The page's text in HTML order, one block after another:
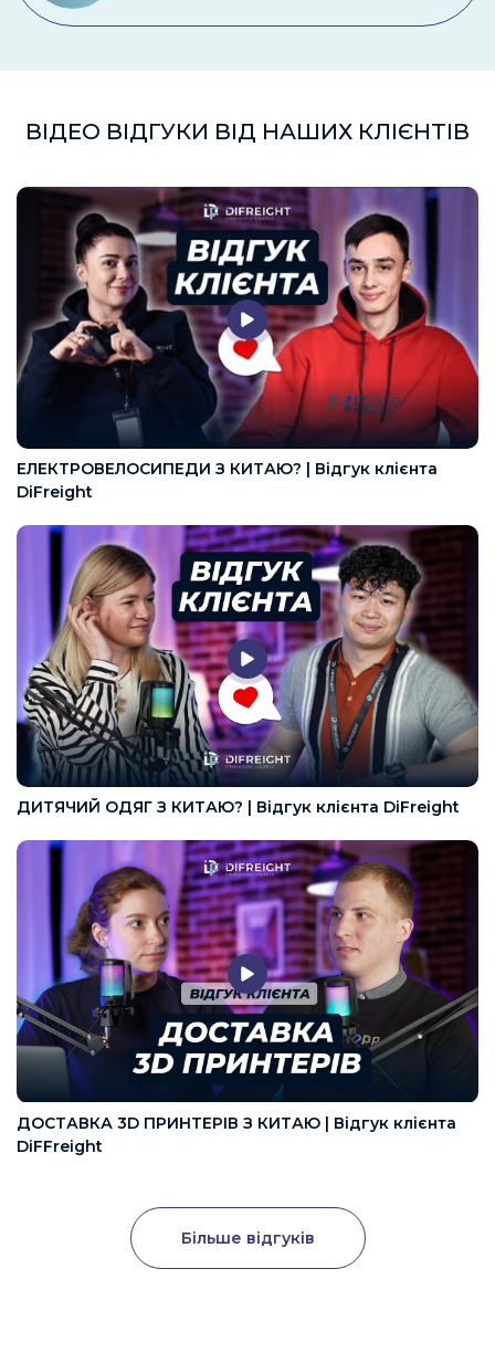
ВІДЕО ВІДГУКИ ВІД НАШИХ КЛІЄНТІВ
ЕЛЕКТРОВЕЛОСИПЕДИ З КИТАЮ? | Відгук клієнта
DiFreight
ДИТЯЧИЙ ОДЯГ З КИТАЮ? | Відгук клієнта DiFreight
ДОСТАВКА 3D ПРИНТЕРІВ З КИТАЮ | Відгук клієнта
DiFFreight
Більше відгуків